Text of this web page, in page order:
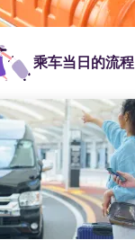
乘车当日的流程